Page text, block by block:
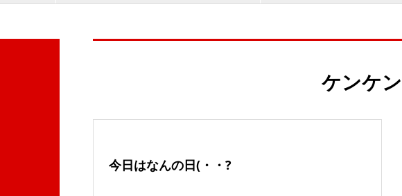
ケンケ
今日はなんの日(・・?